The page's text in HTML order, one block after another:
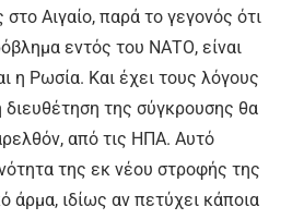
Αιγαίο, παρά το γεγονός ότι
εντός του ΝΑΤΟ, είναι
η Ρωσία. Και έχει τους λόγους
διευθέτηση της σύγκρουσης θα
από τις ΗΠΑ. Αυτό
της εκ νέου στροφής της
άρμα, ιδίως αν πετύχει κάποια